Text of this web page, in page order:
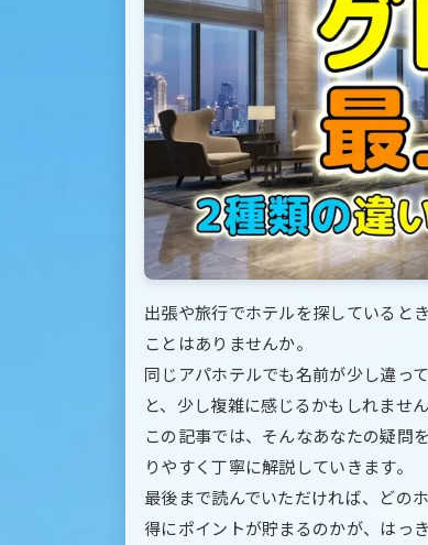
出張や旅行でホテルを探していると
ことはありませんか。
同じアパホテルでも名前が少し違っ
と、少し複雑に感じるかもしれません
この記事では、そんなあなたの疑問
りやすく丁寧に解説していきます。
最後まで読んでいただければ、どの
得にポイントが貯まるのかが、はっ